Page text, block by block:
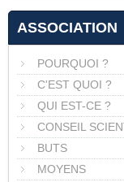
ASSOCIATION
POURQUOI ?
C'EST QUOI ?
QUI EST-CE ?
CONSEIL
BUTS
MOYENS